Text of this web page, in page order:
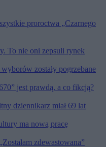
proroctwa „Czarnego
To nie oni zepsuli rynek
zostały pogrzebane
jest prawdą, a co fikcją?
dziennikarz miał 69 lat
ma nową pracę
zdewastowana”